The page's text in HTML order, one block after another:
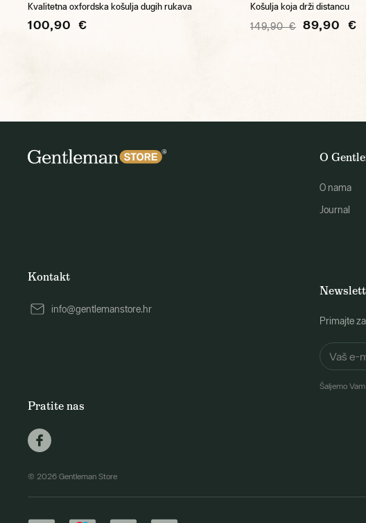
Kvalitetna oxfordska košulja dugih rukava
100,90 €
Košulja koja drži distancu
149,90 € 89,90 €
O
O nama
Journal
Primajte
Šaljemo
Kontakt
info@gentlemanstore.hr
Pratite nas
© 2026 Gentleman Store